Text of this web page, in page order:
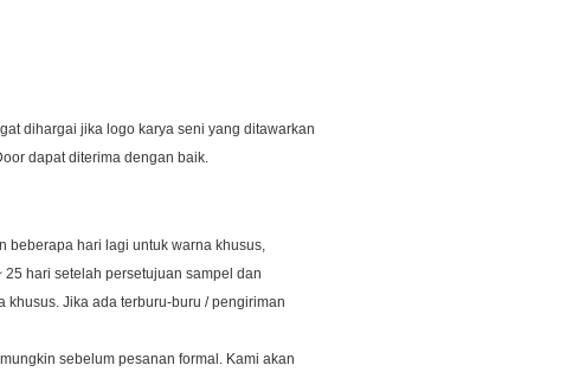
dihargai jika logo karya seni yang ditawarkan
dapat diterima dengan baik.
beberapa hari lagi untuk warna khusus,
hari setelah persetujuan sampel dan
khusus. Jika ada terburu-buru / pengiriman
sebelum pesanan formal. Kami akan